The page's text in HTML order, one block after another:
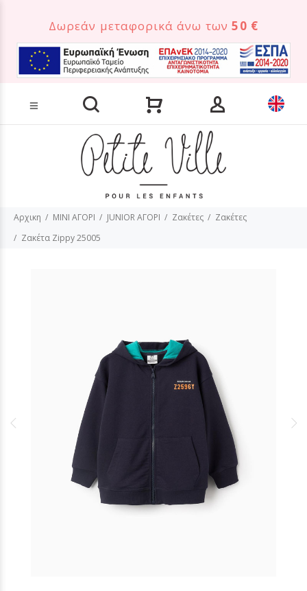
Δωρεάν μεταφορικά άνω των50 €
Αρχικη MINI ΑΓΟΡΙ JUNIOR ΑΓΟΡΙ Ζακέτες
Ζακέτες
Ζακέτα Zippy 25005